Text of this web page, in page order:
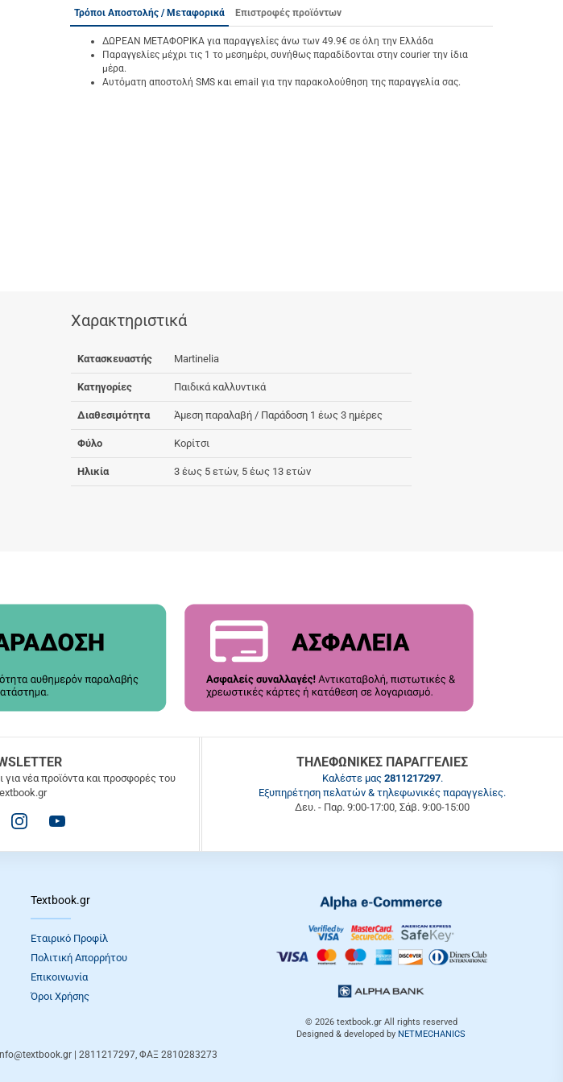
Τρόποι Αποστολής / Μεταφορικά Επιστροφές προϊόντων
ΔΩΡΕΑΝ ΜΕΤΑΦΟΡΙΚΑ για παραγγελίες άνω των 49.9€ σε όλη την Ελλάδα
Παραγγελίες μέχρι τις 1 το μεσημέρι, συνήθως παραδίδονται στην courier την ίδια
μέρα.
Αυτόματη αποστολή SMS και email για την παρακολούθηση της παραγγελία σας.
Χαρακτηριστικά
Κατασκευαστής Martinelia
Κατηγορίες Παιδικά καλλυντικά
Διαθεσιμότητα Άμεση παραλαβή / Παράδoση 1 έως 3 ημέρες
Φύλο Κορίτσι
Ηλικία 3 έως 5 ετών, 5 έως 13 ετών
νέα προϊόντα και προσφορές του
ΤΗΛΕΦΩΝΙΚΕΣ ΠΑΡΑΓΓΕΛΙΕΣ
Καλέστε μας 2811217297.
Εξυπηρέτηση πελατών & τηλεφωνικές παραγγελίες.
Δευ. - Παρ. 9:00-17:00, Σάβ. 9:00-15:00
Textbook.gr
Εταιρικό Προφίλ
Πολιτική Απορρήτου
Επικοινωνία
Όροι Xρήσης
© 2026 textbook.grAll rights reserved
Designed & developed by NETMECHANICS
info@textbook.gr | 2811217297, ΦΑΞ 2810283273